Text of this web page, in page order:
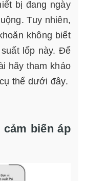
bị đang ngày
Tuy nhiên,
không biết
lốp này. Để
hãy tham khảo
thể dưới đây.
biến áp